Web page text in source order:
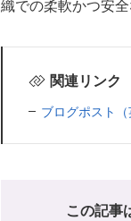
織での柔軟かつ安全
関連リンク
ブログポスト（
この記事